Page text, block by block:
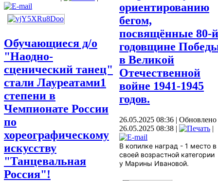
Обучающиеся д/о
"Наодно-
сценический танец"
стали Лауреатами1
степени в
Чемпионате России
по
хореографическому
искусству
"Танцевальная
Россия"!
ориентированию
бегом,
посвящённые 80-й
годовщине
в Великой
Отечественной
войне 1941-1945
годов.
26.05.2025 08:36 | Обновлено
26.05.2025 08:38 | |
В копилке наград - 1 место в
своей возрастной категории
у Марины Ивановой.